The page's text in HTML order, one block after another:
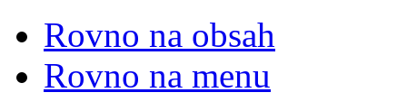
Rovno na obsah
Rovno na menu